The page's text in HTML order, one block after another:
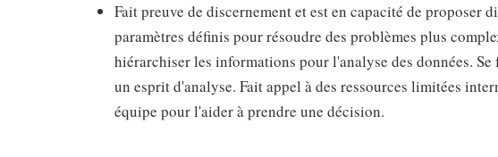
Fait preuve de discernement et est en capacité de proposer
paramètres définis pour résoudre des problèmes plus
hiérarchiser les informations pour l'analyse des données.
un esprit d'analyse. Fait appel à des ressources limitées
équipe pour l'aider à prendre une décision.